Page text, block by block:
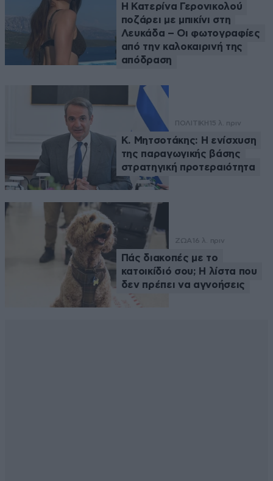
Η Κατερίνα Γερονικολού
ποζάρει με μπικίνι στη
Λευκάδα – Οι φωτογραφίες
από την καλοκαιρινή της
απόδραση
ΠΟΛΙΤΙΚΗ 15 λ. πριν
Κ. Μητσοτάκης: Η ενίσχυση
της παραγωγικής βάσης
στρατηγική προτεραιότητα
ΖΩΑ 16 λ. πριν
Πάς διακοπές με το
κατοικίδιό σου; Η λίστα που
δεν πρέπει να αγνοήσεις